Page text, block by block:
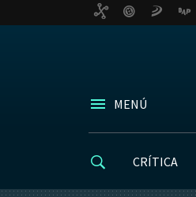
MENÚ
CRÍTICA